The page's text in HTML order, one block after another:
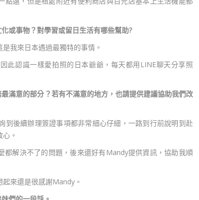
或事物？對學習或留日生活有哪些幫助?
我來日本遇過最獨特的事情。
此認識一樣愛拍照的日本爺爺，每天都用LINE聊天分享照
滿意的部分？若有不滿意的地方，也請提供建議協助我們改
到後續辦理簽證事項都非常細心仔細，一路到行前說明到赴
。
都解決不了的問題，後來還好有Mandy提供資訊，協助我順
來還是很感謝Mandy。